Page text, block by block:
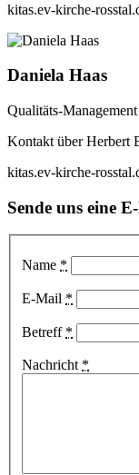
kitas.ev-kirche-
Daniela Haas
Qualitäts-
Kontakt über Herbert
kitas.ev-kirche-
Sende uns eine
Name *
E-Mail *
Betreff *
Nachricht *